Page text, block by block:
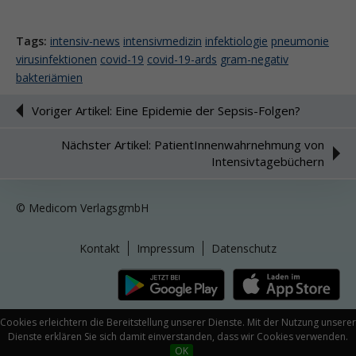
Cookies erleichtern die Bereitstellung unserer Dienste. Mit der Nutzung unserer
Dienste erklären Sie sich damit einverstanden, dass wir Cookies verwenden.
OK
Tags: intensiv-news intensivmedizin infektiologie pneumonie
virusinfektionen covid-19 covid-19-ards gram-negativ
bakteriämien
Voriger Artikel: Eine Epidemie der Sepsis-Folgen?
Nächster Artikel: PatientInnenwahrnehmung von
Intensivtagebüchern
© Medicom VerlagsgmbH
Kontakt Impressum Datenschutz